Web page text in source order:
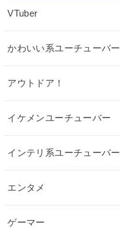
VTuber
かわいい系ユーチューバー
アウトドア！
イケメンユーチューバー
インテリ系ユーチューバー
エンタメ
ゲーマー